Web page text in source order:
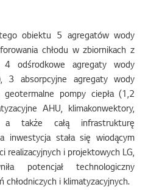
obiektu 5 agregatów wody
chłodu w zbiornikach z
odśrodkowe agregaty wody
3 absorpcyjne agregaty wody
pompy ciepła (1,2
AHU, klimakonwektory,
a także całą infrastrukturę
inwestycja stała się wiodącym
realizacyjnych i projektowych LG,
potencjał technologiczny
chłodniczych i klimatyzacyjnych.